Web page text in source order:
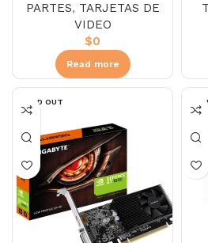
2X
PARTES, TARJETAS DE
VIDEO
$0
Read more
SOLD OUT